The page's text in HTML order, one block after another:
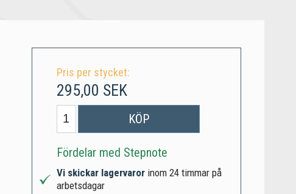
Pris per stycket:
295,00 SEK
KÖP
Fördelar med Stepnote
Vi skickar lagervaror inom 24 timmar på
arbetsdagar